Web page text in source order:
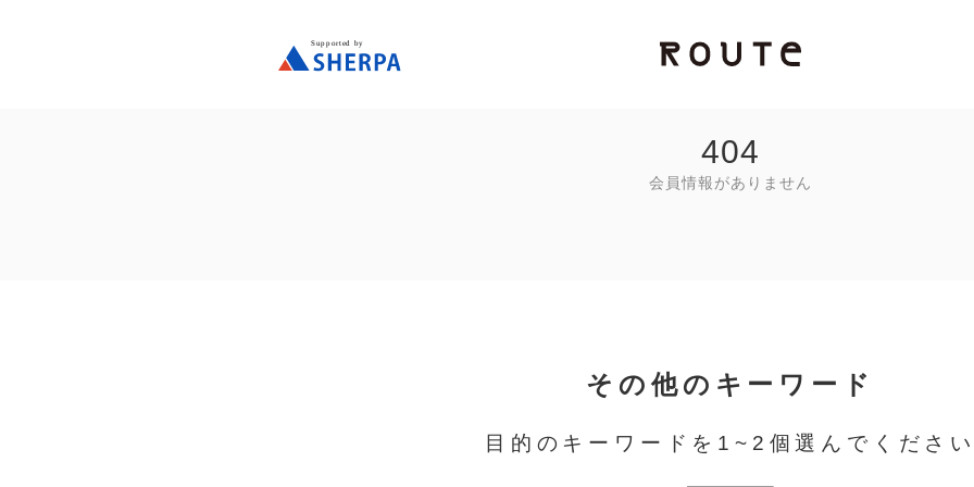
404
会員情報がありません
その他のキーワード
目的のキーワードを1~2個選んでくださ